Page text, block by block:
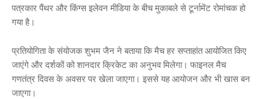
पत्रकार पैंथर और किंग्स इलेवन मीडिया के बीच मुकाबले से टूर्नामेंट रोमांचक हो
गया है।
प्रतियोगिता के संयोजक शुभम जैन ने बताया कि मैच हर सप्ताहांत आयोजित किए
जाएंगे और दर्शकों को शानदार क्रिकेट का अनुभव मिलेगा। फाइनल मैच
गणतंत्र दिवस के अवसर पर खेला जाएगा। इससे यह आयोजन और भी खास बन
जाएगा।